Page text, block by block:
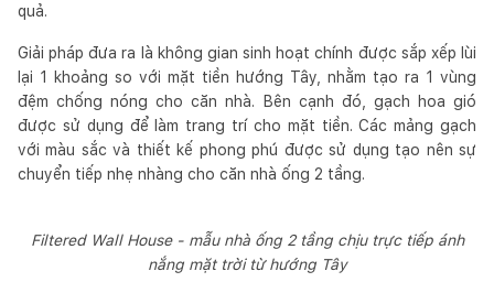
quả.
Giải pháp đưa ra là không gian sinh hoạt chính được sắp xếp lùi
lại 1 khoảng so với mặt tiền hướng Tây, nhằm tạo ra 1 vùng
đệm chống nóng cho căn nhà. Bên cạnh đó, gạch hoa gió
được sử dụng để làm trang trí cho mặt tiền. Các mảng gạch
với màu sắc và thiết kế phong phú được sử dụng tạo nên sự
chuyển tiếp nhẹ nhàng cho căn nhà ống 2 tầng.
Filtered Wall House - mẫu nhà ống 2 tầng chịu trực tiếp ánh
nắng mặt trời từ hướng Tây